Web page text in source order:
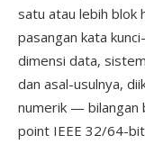
satu atau lebih blok
pasangan kata
dimensi data,
dan asal-usulnya,
numerik — bilangan
point IEEE 32/64-